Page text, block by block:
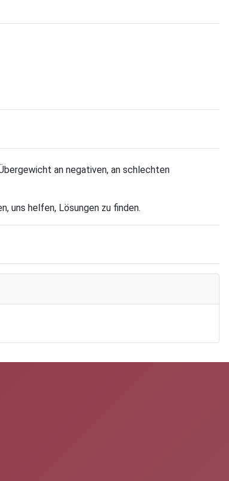
an negativen, an schlechten
uns helfen, Lösungen zu finden.